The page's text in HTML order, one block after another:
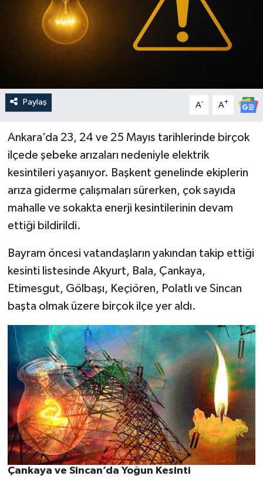
Paylaş A- A+
Ankara’da 23, 24 ve 25 Mayıs tarihlerinde birçok
ilçede şebeke arızaları nedeniyle elektrik
kesintileri yaşanıyor. Başkent genelinde ekiplerin
arıza giderme çalışmaları sürerken, çok sayıda
mahalle ve sokakta enerji kesintilerinin devam
ettiği bildirildi.
Bayram öncesi vatandaşların yakından takip ettiği
kesinti listesinde Akyurt, Bala, Çankaya,
Etimesgut, Gölbaşı, Keçiören, Polatlı ve Sincan
başta olmak üzere birçok ilçe yer aldı.
Çankaya ve Sincan’da Yoğun Kesinti